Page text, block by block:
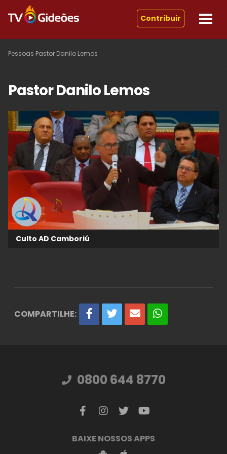
Contribuir
Pessoas Pastor Danilo Lemos
Pastor Danilo Lemos
Culto AD Camboriú
COMPARTILHE:
0800 644 8770
BAIXE NOSSOS APPS